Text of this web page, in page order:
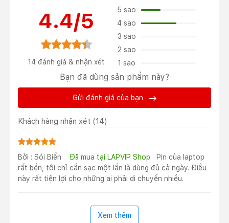
mình sẽ chỉ đánh giá những cấu hình đang có tại
LAPVIP thôi nhé.
Chiếc laptop gaming mới của Dell được trang bị bộ vi
xử lý AMD Ryzen 7000 series với các tùy chọn bao
gồm: AMD Ryzen™ 7 7745HX, AMD Ryzen™ 9
mới nhất của AMD kết hợp với các tính năng hàng đầu
trong ngành mang đến sức mạnh vượt trội để chơi
4.4/5
14 đánh giá & nhận xét
5 sao
4 sao
3 sao
2 sao
1 sao
Bạn đã dùng sản phẩm này?
Gửi đánh giá của bạn
Khách hàng nhận xét (14)
Bởi : Sói Biển Đã mua tại LAPVIP Shop
Pin của laptop
rất bền, tôi chỉ cần sạc một lần là dùng đủ cả ngày. Điều
này rất tiện lợi cho những ai phải di chuyển nhiều.
Xem thêm